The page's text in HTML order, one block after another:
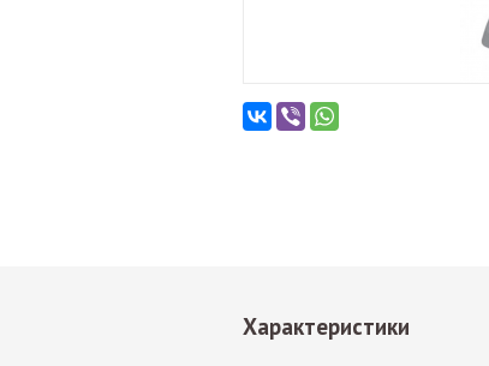
Характеристики